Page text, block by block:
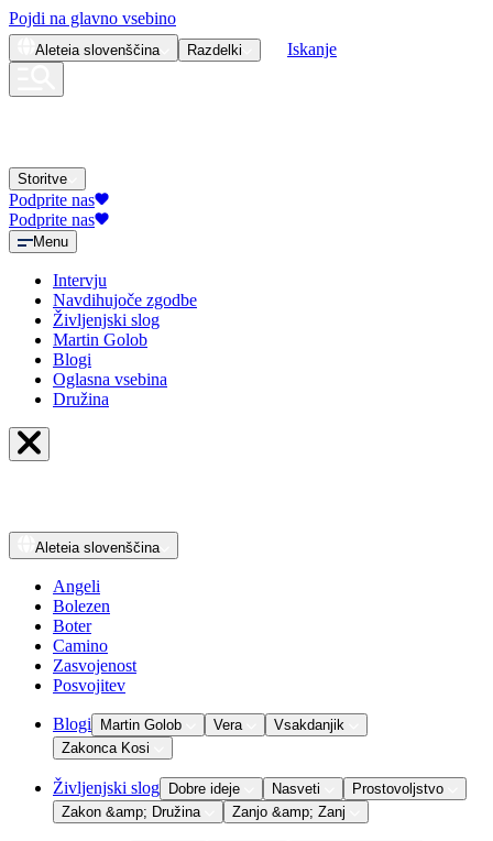
Pojdi na glavno vsebino
Aleteia slovenščina Razdelki Iskanje
Storitve
Podprite nas
Podprite nas
Menu
Intervju
Navdihujoče zgodbe
Življenjski slog
Martin Golob
Blogi
Oglasna vsebina
Družina
Aleteia slovenščina
Angeli
Bolezen
Boter
Camino
Zasvojenost
Posvojitev
Blogi Martin Golob Vera
Vsakdanjik
Zakonca Kosi
Življenjski slog Dobre ideje Nasveti
Prostovoljstvo
Zakon &amp; Družina
Zanjo &amp; Zanj